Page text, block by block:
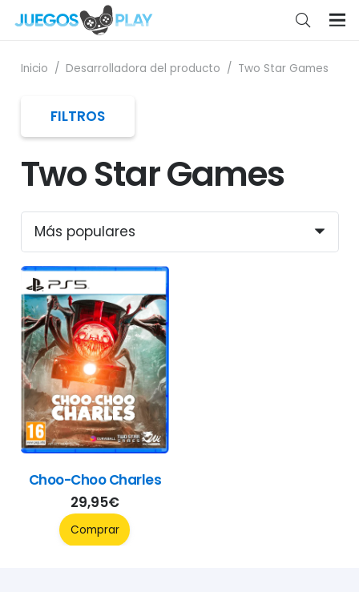
Inicio / Desarrolladora del producto / Two Star Games
Two Star Games
Choo-Choo Charles
29,95€
Comprar
FILTROS